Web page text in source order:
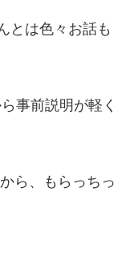
とは色々お話も
事前説明が軽く
ら、もらっちっ